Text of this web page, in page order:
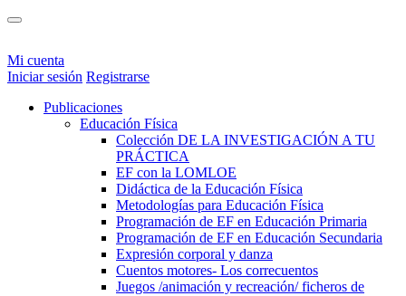
Mi cuenta
Iniciar sesión Registrarse
Publicaciones
Educación Física
Colección DE LA INVESTIGACIÓN A TU
PRÁCTICA
EF con la LOMLOE
Didáctica de la Educación Física
Metodologías para Educación Física
Programación de EF en Educación Primaria
Programación de EF en Educación Secundaria
Expresión corporal y danza
Cuentos motores- Los correcuentos
Juegos /animación y recreación/ ficheros de